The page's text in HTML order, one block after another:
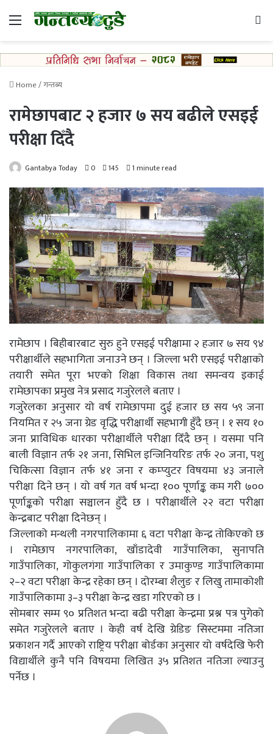
Menu
Home/गन्तब्य
रामेछापबाट २ हजार ७ सय बढीले एसइई
परीक्षा दिँदै
Gantabya Today 0 145 1 minute read
रामेछाप । बिहीबारबाट सुरु हुने एसइई परीक्षामा २ हजार ७ सय ९४
परीक्षार्थीले सहभागिता जनाउने छन् । जिल्ला भरी एसइई परीक्षाको
तयारी समेत पूरा भएको शिक्षा विकास तथा समन्वय इकाई
रामेछापका प्रमुख नेत्र प्रसाद गजुरेलले बताए ।
गजुरेलका अनुसार यो वर्ष रामेछापमा दुई हजार छ सय ५९ जना
नियमित र २५ जना ग्रेड वृद्धि परीक्षार्थी सहभागी हुँदै छन् । १ सय १०
जना प्राविधिक धारका परीक्षार्थीले परीक्षा दिँदै छन् । यसमा पनि
बाली विज्ञान तर्फ २१ जना, सिभिल इन्जिनियरिङ तर्फ २० जना, पशु
चिकित्सा विज्ञान तर्फ ४१ जना र कम्प्युटर विषयमा ४३ जनाले
परीक्षा दिने छन् । यो वर्ष गत वर्ष भन्दा १०० पूर्णाङ्क कम गरी ७००
पूर्णाङ्कको परीक्षा सञ्चालन हुँदै छ । परीक्षार्थीले २२ वटा परीक्षा
केन्द्रबाट परीक्षा दिनेछन् ।
जिल्लाको मन्थली नगरपालिकामा ६ वटा परीक्षा केन्द्र तोकिएको छ
। रामेछाप नगरपालिका, खाँडादेवी गाउँपालिका, सुनापति
गाउँपालिका, गोकुलगंगा गाउँपालिका र उमाकुण्ड गाउँपालिकामा
२–२ वटा परीक्षा केन्द्र रहेका छन् । दोरम्बा शैलुङ र लिखु तामाकोशी
गाउँपालिकामा ३–३ परीक्षा केन्द्र खडा गरिएको छ ।
सोमबार सम्म ९० प्रतिशत भन्दा बढी परीक्षा केन्द्रमा प्रश्न पत्र पुगेको
समेत गजुरेलले बताए । केही वर्ष देखि ग्रेडिङ सिस्टममा नतिजा
प्रकाशन गर्दै आएको राष्ट्रिय परीक्षा बोर्डका अनुसार यो वर्षदेखि फेरी
विद्यार्थीले कुनै पनि विषयमा लिखित ३५ प्रतिशत नतिजा ल्याउनु
पर्नेछ ।